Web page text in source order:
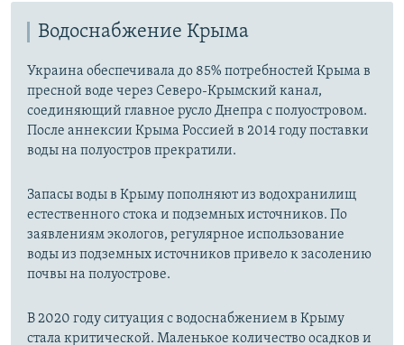
Водоснабжение Крыма
Украина обеспечивала до 85% потребностей Крыма в
пресной воде через Северо-Крымский канал,
соединяющий главное русло Днепра с полуостровом.
После аннексии Крыма Россией в 2014 году поставки
воды на полуостров прекратили.
Запасы воды в Крыму пополняют из водохранилищ
естественного стока и подземных источников. По
заявлениям экологов, регулярное использование
воды из подземных источников привело к засолению
почвы на полуострове.
В 2020 году ситуация с водоснабжением в Крыму
стала критической. Маленькое количество осадков и